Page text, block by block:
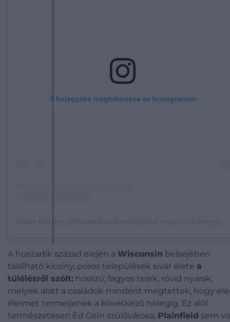
A bejegyzés megtekintése az Instagramon
A huszadik század elején a Wisconsin belsejében
található kicsiny, poros települések sivár élete a
túlélésről szólt: hosszú, fagyos telek, rövid nyarak,
melyek alatt a családok mindent megtettek, hogy
élelmet termeljenek a következő hidegig. Ez alól
természetesen Ed Gein szülővárosa, Plainfield sem